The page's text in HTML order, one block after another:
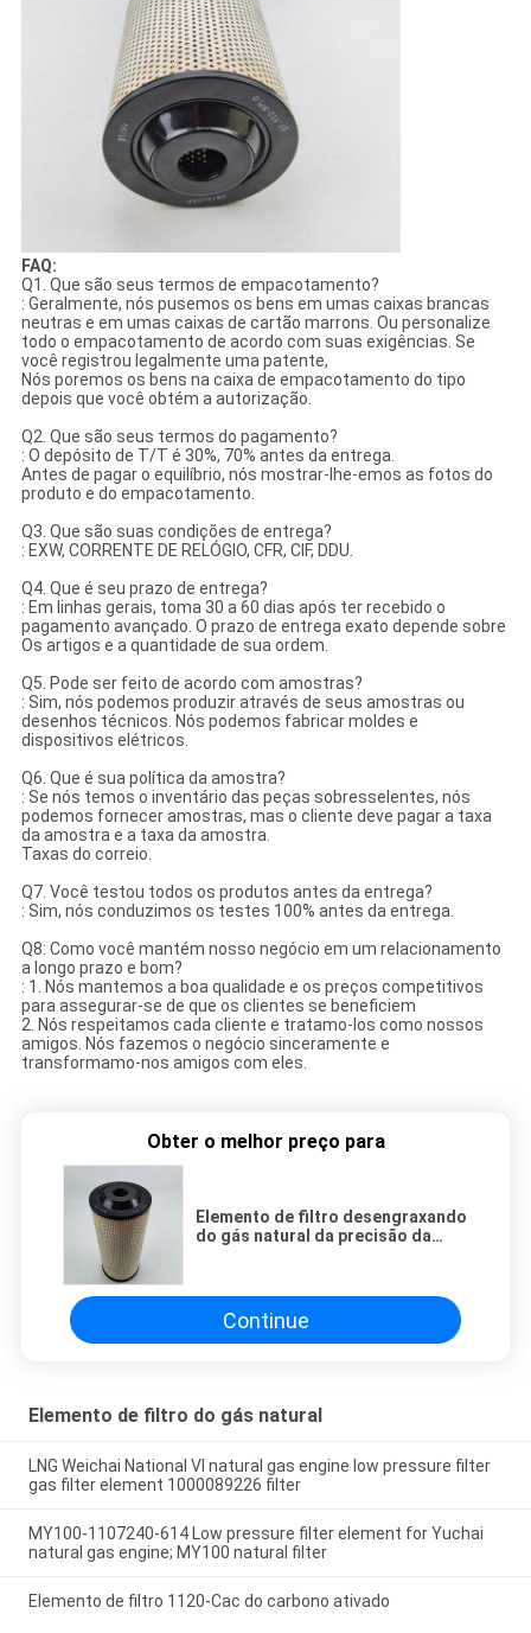
FAQ:
Q1. Que são seus termos de empacotamento?
: Geralmente, nós pusemos os bens em umas caixas brancas
neutras e em umas caixas de cartão marrons. Ou personalize
todo o empacotamento de acordo com suas exigências. Se
você registrou legalmente uma patente,
Nós poremos os bens na caixa de empacotamento do tipo
depois que você obtém a autorização.
Q2. Que são seus termos do pagamento?
: O depósito de T/T é 30%, 70% antes da entrega.
Antes de pagar o equilíbrio, nós mostrar-lhe-emos as fotos do
produto e do empacotamento.
Q3. Que são suas condições de entrega?
: EXW, CORRENTE DE RELÓGIO, CFR, CIF, DDU.
Q4. Que é seu prazo de entrega?
: Em linhas gerais, toma 30 a 60 dias após ter recebido o
pagamento avançado. O prazo de entrega exato depende sobre
Os artigos e a quantidade de sua ordem.
Q5. Pode ser feito de acordo com amostras?
: Sim, nós podemos produzir através de seus amostras ou
desenhos técnicos. Nós podemos fabricar moldes e
dispositivos elétricos.
Q6. Que é sua política da amostra?
: Se nós temos o inventário das peças sobresselentes, nós
podemos fornecer amostras, mas o cliente deve pagar a taxa
da amostra e a taxa da amostra.
Taxas do correio.
Q7. Você testou todos os produtos antes da entrega?
: Sim, nós conduzimos os testes 100% antes da entrega.
Q8: Como você mantém nosso negócio em um relacionamento
a longo prazo e bom?
: 1. Nós mantemos a boa qualidade e os preços competitivos
para assegurar-se de que os clientes se beneficiem
2. Nós respeitamos cada cliente e tratamo-los como nossos
amigos. Nós fazemos o negócio sinceramente e
transformamo-nos amigos com eles.
Obter o melhor preço para
Elemento de filtro desengraxando
do gás natural da precisão da
Continue
Elemento de filtro do gás natural
LNG Weichai National VI natural gas engine low pressure filter
gas filter element 1000089226 filter
MY100-1107240-614 Low pressure filter element for Yuchai
natural gas engine; MY100 natural filter
Elemento de filtro 1120-Cac do carbono ativado